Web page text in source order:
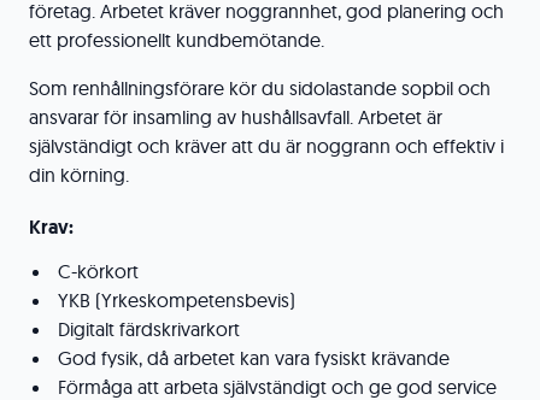
företag. Arbetet kräver noggrannhet, god planering och
ett professionellt kundbemötande.
Som renhållningsförare kör du sidolastande sopbil och
ansvarar för insamling av hushållsavfall. Arbetet är
självständigt och kräver att du är noggrann och effektiv i
din körning.
Krav:
C-körkort
YKB (Yrkeskompetensbevis)
Digitalt färdskrivarkort
God fysik, då arbetet kan vara fysiskt krävande
Förmåga att arbeta självständigt och ge god service